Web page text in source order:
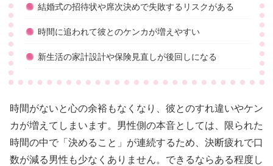
結婚式の招待状や席次決めで失敗するリスクがある
時間に追われて彼とのケンカが増えやすい
新生活の家計設計や保険見直しが後回しになる
時間がないと心の余裕もなくなり、彼とのすれ違いやケン
カが増えてしまいます。男性側の本音としては、限られた
時間の中で「決めること」が連続するため、決断疲れで口
数が減る男性も少なくありません。できるならある程度し